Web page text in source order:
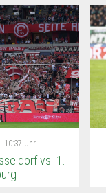
10:37 Uhr
vs. 1.